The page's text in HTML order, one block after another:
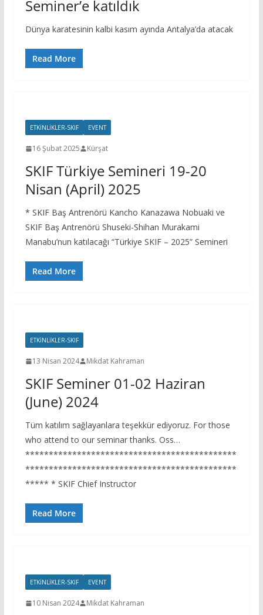
Seminer’e katıldık
Dünya karatesinin kalbi kasım ayında Antalya’da atacak
Read More
ETKINLIKLER-SKIF EVENT
16 Şubat 2025 Kürşat
SKIF Türkiye Semineri 19-20
Nisan (April) 2025
* SKIF Baş Antrenörü Kancho Kanazawa Nobuaki ve
SKIF Baş Antrenörü Shuseki-Shihan Murakami
Manabu’nun katılacağı “Türkiye SKIF – 2025” Semineri
Read More
ETKINLIKLER-SKIF
13 Nisan 2024 Mikdat Kahraman
SKIF Seminer 01-02 Haziran
(June) 2024
Tüm katılım sağlayanlara teşekkür ediyoruz. For those
who attend to our seminar thanks. Oss…
*********************************************
*********************************************
***** * SKIF Chief Instructor
Read More
ETKINLIKLER-SKIF EVENT
10 Nisan 2024 Mikdat Kahraman